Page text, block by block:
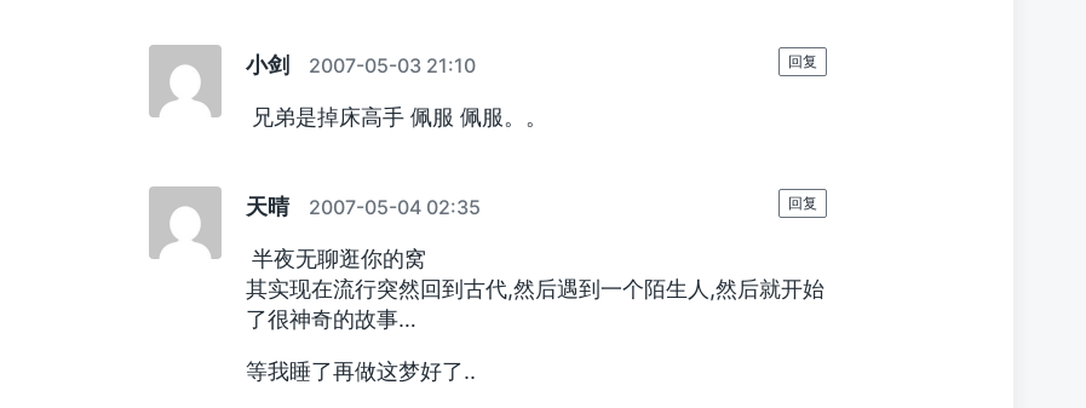
小剑 2007-05-03 21:10
兄弟是掉床高手 佩服 佩服。。
回复
天晴 2007-05-04 02:35
半夜无聊逛你的窝
其实现在流行突然回到古代,然后遇到一个陌生人,然后就开始
了很神奇的故事…
等我睡了再做这梦好了..
回复